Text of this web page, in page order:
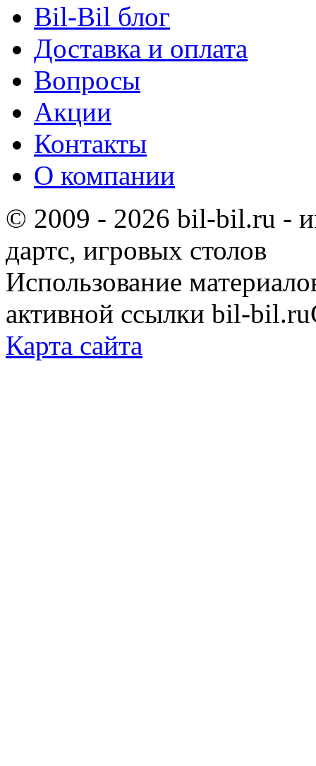
Bil-Bil блог
Доставка и оплата
Вопросы
Акции
Контакты
О компании
© 2009 - 2026 bil-bil.ru -
дартс, игровых столов
Использование
активной ссылки bil-bil.ru
Карта сайта